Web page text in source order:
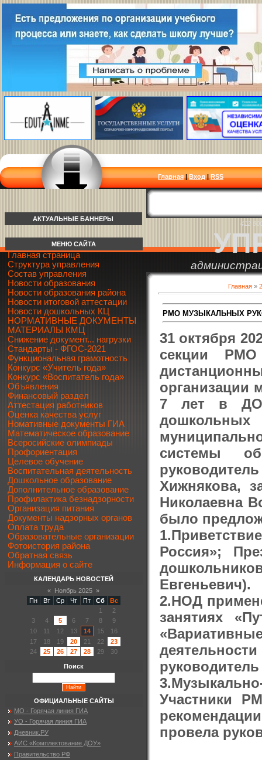
Главная |Вход|RSS
412
АКТУАЛЬНЫЕ БАННЕРЫ
Главная »
РМО МУЗЫКАЛЬНЫХ
31 октября
секции РМО
организации
7 лет в
дошкольных
системы
Хижнякова,
Николаевна
было
Россия»;
Евгеньевич).
2.НОД
занятиях
Участники
провела
МЕНЮ САЙТА
Главная страница
Структура управления
Состав управления
Новости образования
Новости образования района
Новости итоговой аттестации
Новости дошкольных КЦ
НОРМАТИВНЫЕ ДОКУМЕНТЫ
МАТЕРИАЛЫ КМЦ
Снижение документ... нагрузки
Стандарты - ФГОС-2021
Функциональная грамотность
Конкурс «Учитель года»
Конкурс «Воспитатель года»
Объявления
Финансовый раздел
Аттестация работников
Оценка качества услуг
Номативные документы ГИА
Математическое образование
Всеросийские олимпиады
Профориентация
Целевое обучение
Воспитательная деятельность
Дошкольное образование
Дополнительное образование
Профилактика безнадзорности
Организация питания
Документы надзорных органов
Оплата труда
Образовательные организации
Фотоистория района
Обратная связь
Информация о сайте
КАЛЕНДАРЬ НОВОСТЕЙ
« Ноябрь 2025 »
Пн
Вт Ср Чт Пт Сб
Вс
1
2
3
4 5 6 7 8
9
10
11 12 13 14 15
16
17
18 19 20 21 22
23
24
25 26 27 28 29 30
Поиск
ОФИЦИАЛЬНЫЕ САЙТЫ
МО - Горячая линия ГИА
УО - Горячая линия ГИА
Дневник.РУ
АИС «Комплектование ДОУ»
Правительство РФ